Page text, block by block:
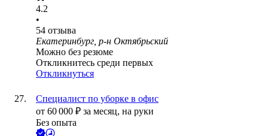
4.2
•
54 отзыва
Екатеринбург, р-н Октябрьский
Можно без резюме
Откликнитесь среди первых
Откликнуться
Специалист по уборке в офис
от 60 000 ₽ за месяц, на руки
Без опыта